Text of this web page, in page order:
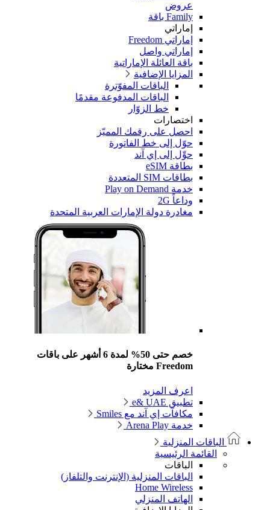
إماراتي
إماراتي Freedom
إماراتي واصل
باقة العائلة الإماراتية
المزايا الإضافية
الباقات المفوّترة
الباقات المدفوعة مقدمًا
خط الزوّار
اختصارات
احصل على رقمك المميّز
حوّل إلى خط الفاتورة
حوِّل إلى إي آند
بطاقات SIM المتعددة
مغادرة دولة الإمارات العربية المتحدة
خصم حتى 50% لمدة 6 أشهر على باقات
Freedom مختارة
اعرف المزيد
مكافآت إي آند مع Smiles
الباقات المنزلية
القائمة الرئيسية
الباقات
الباقات المنزلية (الإنترنت والتلفاز)
Home Wireless
الهاتف المنزلي